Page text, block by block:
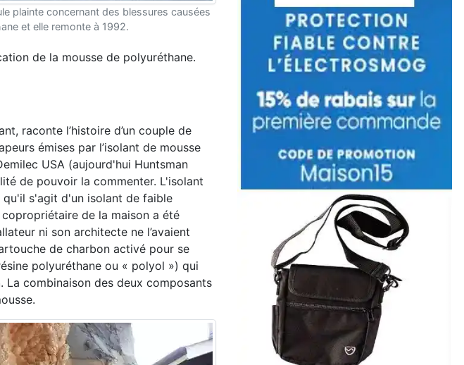
plainte concernant des blessures causées
et elle remonte à 1992.
de la mousse de polyuréthane.
raconte l’histoire d’un couple de
émises par l’isolant de mousse
USA (aujourd'hui Huntsman
de pouvoir la commenter. L'isolant
qu'il s'agit d'un isolant de faible
de la maison a été
ni son architecte ne l’avaient
de charbon activé pour se
polyuréthane ou « polyol ») qui
combinaison des deux composants